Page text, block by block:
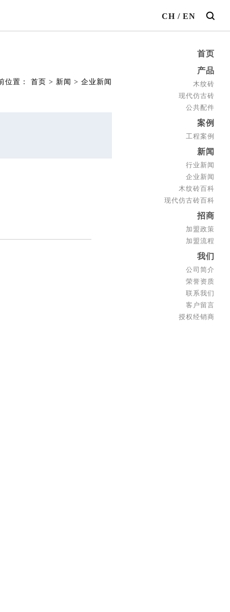
CH /EN
首页
产品
木纹砖
现代仿古砖
公共配件
案例
工程案例
新闻
行业新闻
企业新闻
木纹砖百科
现代仿古砖百科
招商
加盟政策
加盟流程
我们
公司简介
荣誉资质
联系我们
客户留言
授权经销商
位置： 首页 > 新闻 > 企业新闻